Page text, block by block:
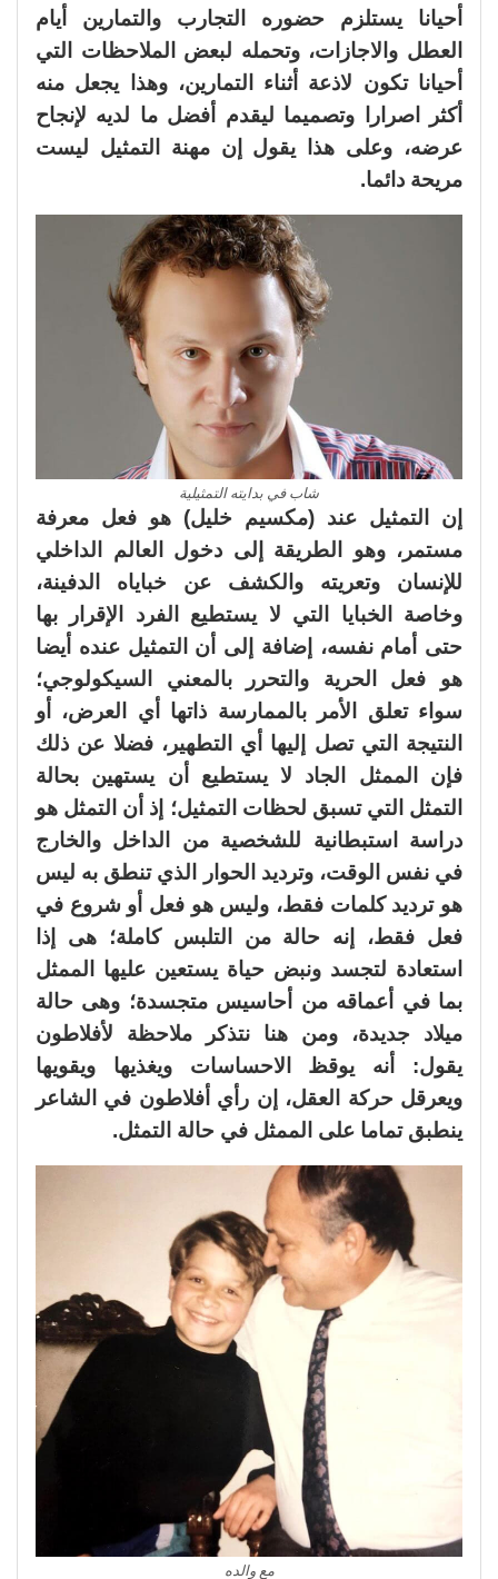
أحيانا يستلزم حضوره التجارب والتمارين أيام
العطل والاجازات، وتحمله لبعض الملاحظات التي
أحيانا تكون لاذعة أثناء التمارين، وهذا يجعل منه
أكثر اصرارا وتصميما ليقدم أفضل ما لديه لإنجاح
عرضه، وعلى هذا يقول إن مهنة التمثيل ليست
مريحة دائما.
شاب في بدايته التمثيلية
إن التمثيل عند (مكسيم خليل) هو فعل معرفة
مستمر، وهو الطريقة إلى دخول العالم الداخلي
للإنسان وتعريته والكشف عن خباياه الدفينة،
وخاصة الخبايا التي لا يستطيع الفرد الإقرار بها
حتى أمام نفسه، إضافة إلى أن التمثيل عنده أيضا
هو فعل الحرية والتحرر بالمعني السيكولوجي؛
سواء تعلق الأمر بالممارسة ذاتها أي العرض، أو
النتيجة التي تصل إليها أي التطهير، فضلا عن ذلك
فإن الممثل الجاد لا يستطيع أن يستهين بحالة
التمثل التي تسبق لحظات التمثيل؛ إذ أن التمثل هو
دراسة استبطانية للشخصية من الداخل والخارج
في نفس الوقت، وترديد الحوار الذي تنطق به ليس
هو ترديد كلمات فقط، وليس هو فعل أو شروع في
فعل فقط، إنه حالة من التلبس كاملة؛ هى إذا
استعادة لتجسد ونبض حياة يستعين عليها الممثل
بما في أعماقه من أحاسيس متجسدة؛ وهى حالة
ميلاد جديدة، ومن هنا نتذكر ملاحظة لأفلاطون
يقول: أنه يوقظ الاحساسات ويغذيها ويقويها
ويعرقل حركة العقل، إن رأي أفلاطون في الشاعر
ينطبق تماما على الممثل في حالة التمثل.
مع والده